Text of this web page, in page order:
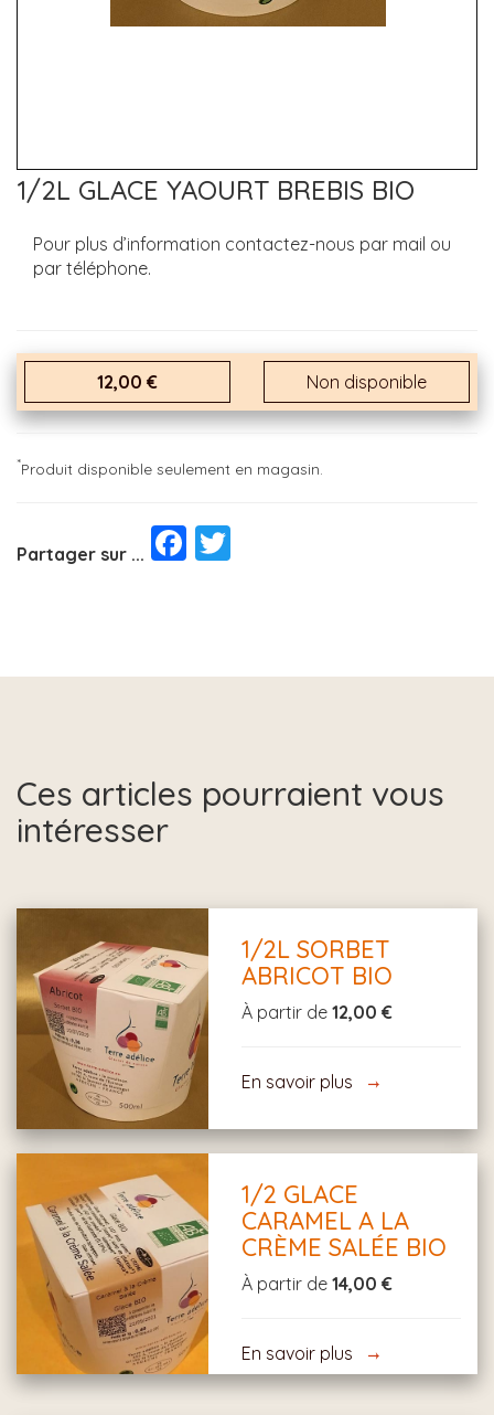
1/2L GLACE YAOURT BREBIS BIO
Pour plus d’information contactez-nous par mail ou
par téléphone.
12,00 € Non disponible
*Produit disponible seulement en magasin.
Partager sur ...
Facebook
Ces articles pourraient vous
intéresser
1/2L SORBET
ABRICOT BIO
À partir de12,00 €
En savoir plus
1/2 GLACE
CARAMEL A LA
CRÈME SALÉE BIO
À partir de14,00 €
En savoir plus